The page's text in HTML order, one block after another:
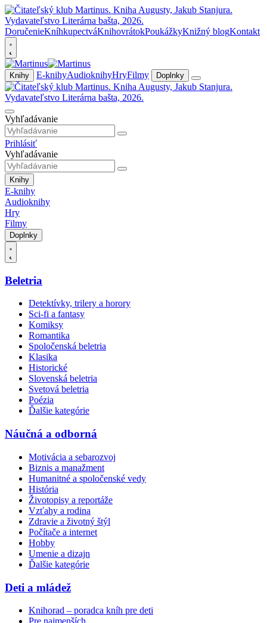
DoručenieKníhkupectváKnihovrátokPoukážkyKnižný blogKontakt
Knihy E-knihyAudioknihyHryFilmy Doplnky
Vyhľadávanie
Prihlásiť
Vyhľadávanie
Knihy
E-knihy
Audioknihy
Hry
Filmy
Doplnky
Beletria
Detektívky, trilery a horory
Sci-fi a fantasy
Komiksy
Romantika
Spoločenská beletria
Klasika
Historické
Slovenská beletria
Svetová beletria
Poézia
Ďalšie kategórie
Náučná a odborná
Motivácia a sebarozvoj
Biznis a manažment
Humanitné a spoločenské vedy
História
Životopisy a reportáže
Vzťahy a rodina
Zdravie a životný štýl
Počítače a internet
Hobby
Umenie a dizajn
Ďalšie kategórie
Deti a mládež
Knihorad – poradca kníh pre deti